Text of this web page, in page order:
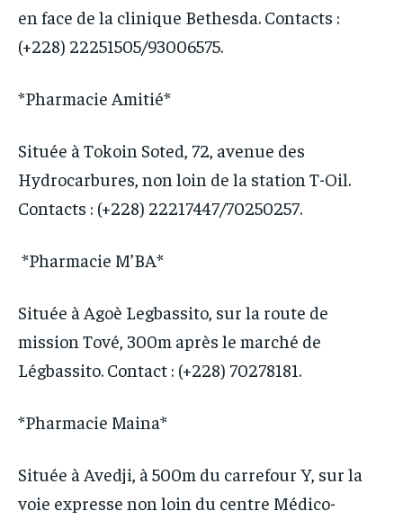
en face de la clinique Bethesda. Contacts :
(+228) 22251505/93006575.
*Pharmacie Amitié*
Située à Tokoin Soted, 72, avenue des
Hydrocarbures, non loin de la station T-Oil.
Contacts : (+228) 22217447/70250257.
*Pharmacie M’BA*
Située à Agoè Legbassito, sur la route de
mission Tové, 300m après le marché de
Légbassito. Contact : (+228) 70278181.
*Pharmacie Maina*
Située à Avedji, à 500m du carrefour Y, sur la
voie expresse non loin du centre Médico-